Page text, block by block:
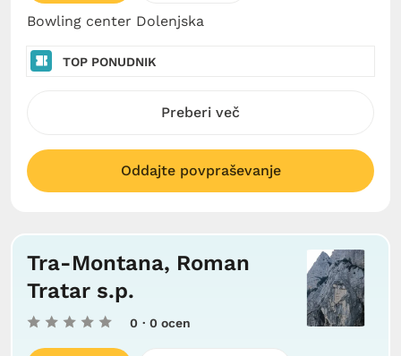
Bowling center Dolenjska
TOP PONUDNIK
Preberi več
Oddajte povpraševanje
Tra-Montana, Roman
Tratar s.p.
0 · 0 ocen